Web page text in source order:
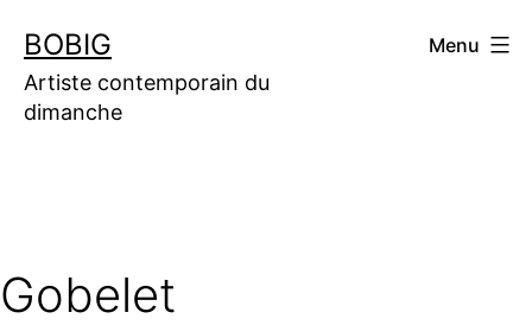
contenu
BOBIG
Artiste contemporain du
dimanche
Menu
Gobelet